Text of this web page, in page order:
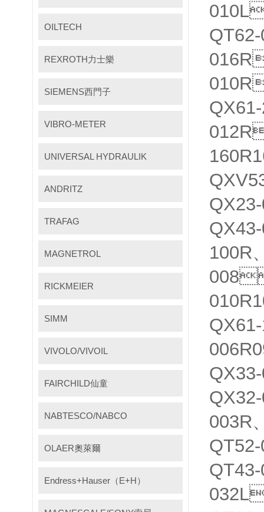
OILTECH
REXROTH力士樂
SIEMENS西門子
VIBRO-METER
UNIVERSAL HYDRAULIK
ANDRITZ
TRAFAG
MAGNETROL
RICKMEIER
SIMM
VIVOLO/VIVOIL
FAIRCHILD仙童
NABTESCO/NABCO
OLAER奧萊爾
Endress+Hauser（E+H）
100R